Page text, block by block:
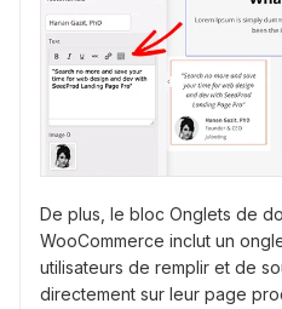
De plus, le bloc Onglets de
WooCommerce inclut un
utilisateurs de remplir et de
directement sur leur page